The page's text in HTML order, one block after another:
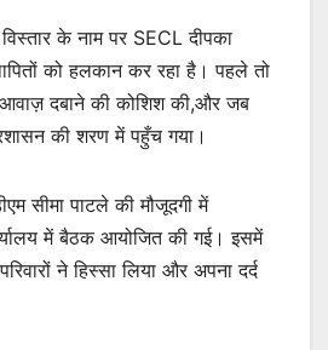
के नाम पर SECL दीपका
को हलकान कर रहा है। पहले तो
आवाज़ दबाने की कोशिश की,और जब
की शरण में पहुँच गया।
सीमा पाटले की मौजूदगी में
में बैठक आयोजित की गई। इसमें
ने हिस्सा लिया और अपना दर्द